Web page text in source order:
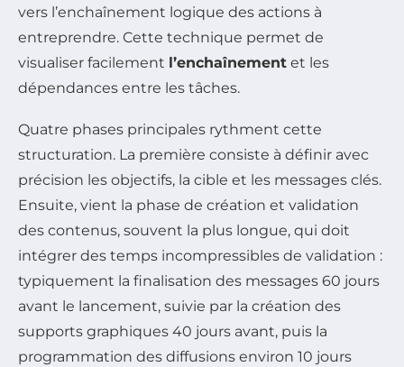
vers l’enchaînement logique des actions à
entreprendre. Cette technique permet de
visualiser facilement l’enchaînement et les
dépendances entre les tâches.
Quatre phases principales rythment cette
structuration. La première consiste à définir avec
précision les objectifs, la cible et les messages clés.
Ensuite, vient la phase de création et validation
des contenus, souvent la plus longue, qui doit
intégrer des temps incompressibles de validation :
typiquement la finalisation des messages 60 jours
avant le lancement, suivie par la création des
supports graphiques 40 jours avant, puis la
programmation des diffusions environ 10 jours